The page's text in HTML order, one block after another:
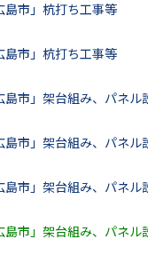
島市」杭打ち工事等
島市」杭打ち工事等
島市」架台組み、パネル
島市」架台組み、パネル
島市」架台組み、パネル
島市」架台組み、パネ